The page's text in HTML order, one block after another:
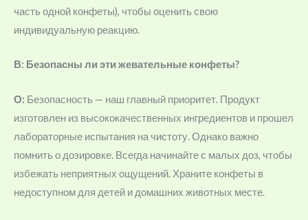
часть одной конфеты), чтобы оценить свою
индивидуальную реакцию.
В: Безопасны ли эти жевательные конфеты?
О: Безопасность — наш главный приоритет. Продукт
изготовлен из высококачественных ингредиентов и прошел
лабораторные испытания на чистоту. Однако важно
помнить о дозировке. Всегда начинайте с малых доз, чтобы
избежать неприятных ощущений. Храните конфеты в
недоступном для детей и домашних животных месте.